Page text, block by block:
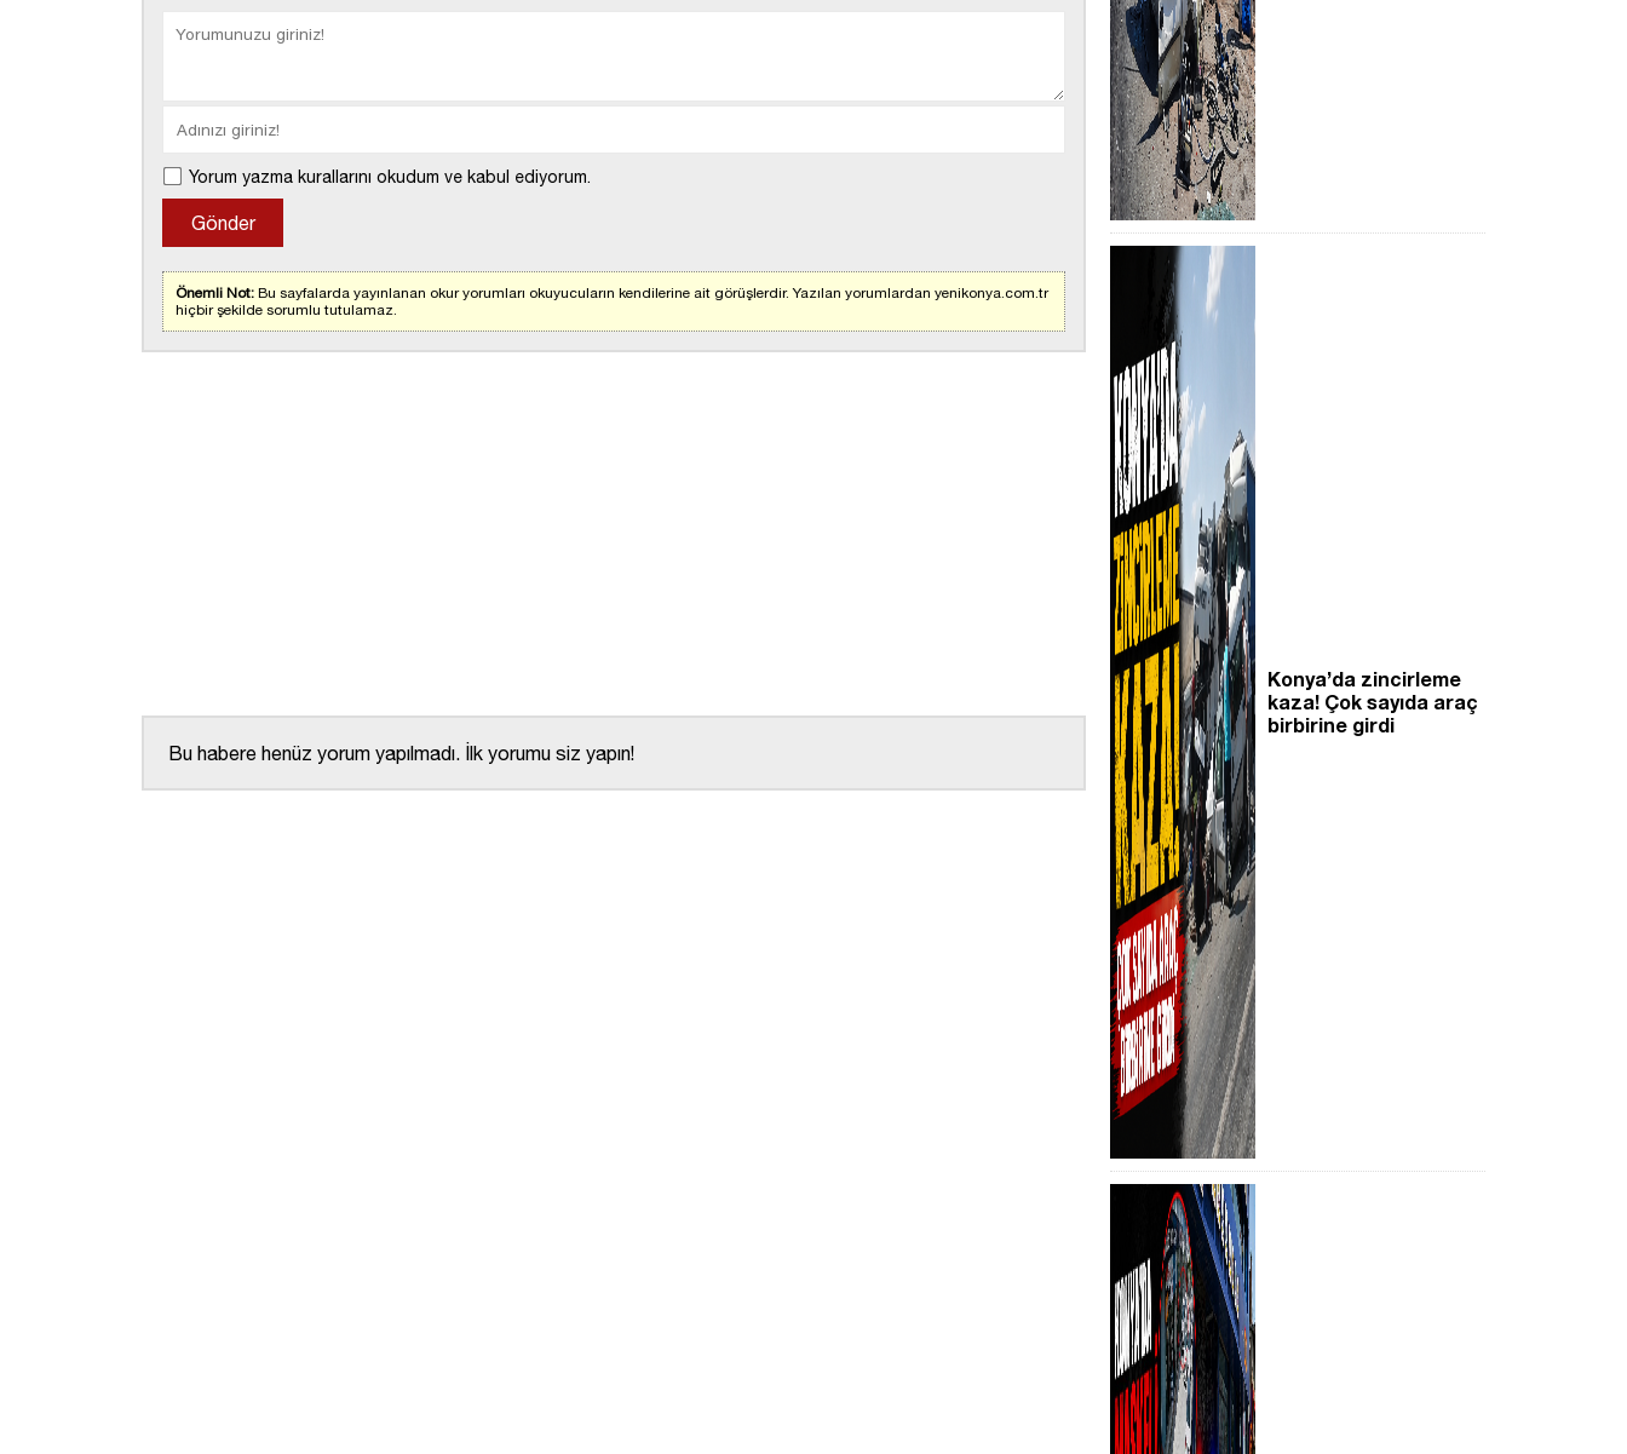
Yorum yazma kurallarını okudum ve kabul ediyorum.
Önemli Not: Bu sayfalarda yayınlanan okur yorumları okuyucuların kendilerine ait görüşlerdir. Yazılan yorumlardan yenikonya.com.tr
hiçbir şekilde sorumlu tutulamaz.
Bu habere henüz yorum yapılmadı. İlk yorumu siz yapın!
Konya’da zincirleme
kaza! Çok sayıda araç
birbirine girdi